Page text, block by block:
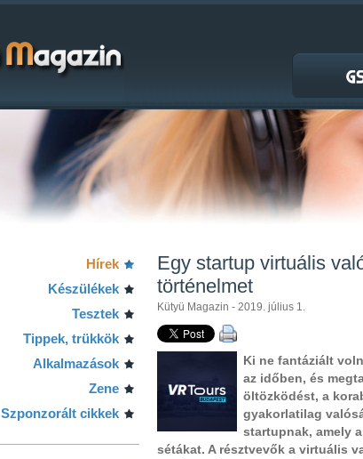
Hírek
Készülékek
Tesztek
Tippek, trükkök
Alkalmazások
Zene
Szponzorált cikkek
Egy startup virtuális
történelmet
Kütyü Magazin - 2019. július 1.
Ki ne fantáziált
az időben, és
öltözködést, a
gyakorlatilag
startupnak, amely
sétákat. A résztvevők a virtuális